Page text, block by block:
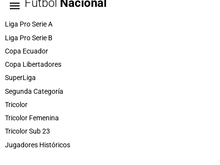
Fútbol Nacional
Liga Pro Serie A
Liga Pro Serie B
Copa Ecuador
Copa Libertadores
SuperLiga
Segunda Categoría
Tricolor
Tricolor Femenina
Tricolor Sub 23
Jugadores Históricos